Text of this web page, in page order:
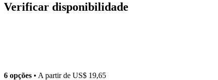
Verificar disponibilidade
6 opções • A partir de US$ 19,65